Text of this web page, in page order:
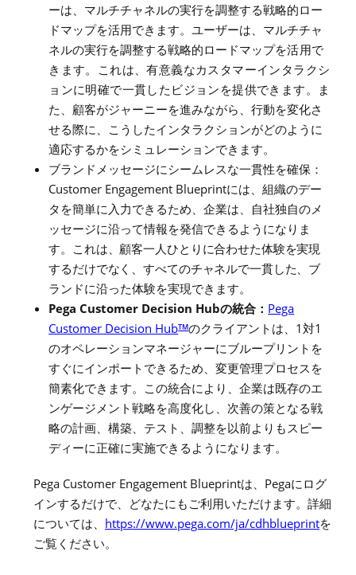
ーは、マルチチャネルの実行を調整する戦略的ロー
ドマップを活用できます。ユーザーは、マルチチャ
ネルの実行を調整する戦略的ロードマップを活用で
きます。これは、有意義なカスタマーインタラクシ
ョンに明確で一貫したビジョンを提供できます。
ま
た、顧客がジャーニーを進みながら、行動を変化さ
せる際に、こうしたインタラクションがどのように
適応するかをシミュレーションできます。
ブランドメッセージにシームレスな一貫性を確保：
Customer Engagement Blueprintには、組織のデー
タを簡単に入力できるため、企業は、自社独自のメ
ッセージに沿って情報を発信できるようになり ま
す。これは、顧客一人ひとりに合わせた体験を実現
するだけでなく、すべてのチャネルで一貫した、 ブ
ランドに沿った体験を実現できます。
Pega Customer Decision Hubの統合： Pega
Customer Decision HubTMのクライアントは、 1対1
のオペレーションマネージャーにブループリントを
すぐにインポートできるため、変更管理プロセスを
簡素化できます。この統合により、企業は既存のエ
ンゲージメント戦略を高度化し、次善の策となる戦
略の計画、構築、テスト、調整を以前よりもスピー
ディーに正確に実施できるようになります。
Pega Customer Engagement Blueprintは、 Pegaにログ
インするだけで、どなたにもご利用いただけます。詳細
については、 https://www.pega.com/ja/cdhblueprintを
ご覧ください。